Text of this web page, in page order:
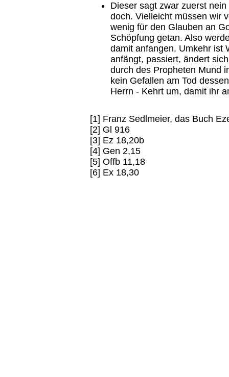
Dieser sagt zwar zuerst
doch. Vielleicht müssen wir
wenig für den Glauben an
Schöpfung getan. Also
damit anfangen. Umkehr ist
anfängt, passiert, ändert
durch des Propheten Mund
kein Gefallen am Tod
Herrn - Kehrt um, damit ihr
[1] Franz Sedlmeier, das Buch
[2] Gl 916
[3] Ez 18,20b
[4] Gen 2,15
[5] Offb 11,18
[6] Ex 18,30